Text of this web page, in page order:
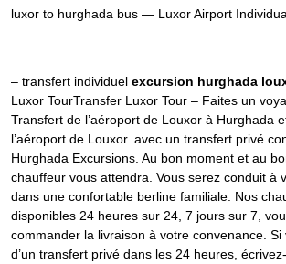
luxor to hurghada bus — Luxor Airport
– transfert individuel excursion hurghada
Luxor TourTransfer Luxor Tour – Faites un
Transfert de l’aéroport de Louxor à Hurghada
l’aéroport de Louxor. avec un transfert privé
Hurghada Excursions. Au bon moment et au
chauffeur vous attendra. Vous serez conduit à
dans une confortable berline familiale. Nos
disponibles 24 heures sur 24, 7 jours sur 7,
commander la livraison à votre convenance. Si
d’un transfert privé dans les 24 heures,